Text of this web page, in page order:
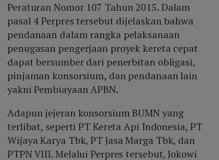
Peraturan Nomor 107 Tahun 2015. Dalam
pasal 4 Perpres tersebut dijelaskan bahwa
pendanaan dalam rangka pelaksanaan
penugasan pengerjaan proyek kereta cepat
dapat bersumber dari penerbitan obligasi,
pinjaman konsorsium, dan pendanaan lain
yakni Pembiayaan APBN.
Adapun jejeran konsorsium BUMN yang
terlibat, seperti PT Kereta Api Indonesia, PT
Wijaya Karya Tbk, PT Jasa Marga Tbk, dan
PTPN VIII. Melalui Perpres tersebut, Jokowi